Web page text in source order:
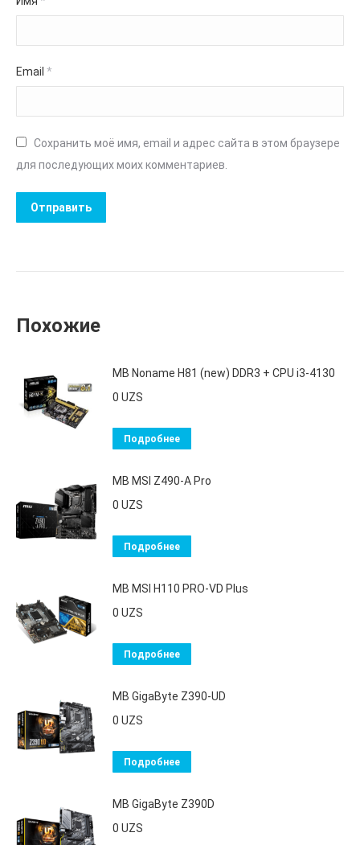
Email *
Сохранить моё имя, email и адрес сайта в этом браузере
для последующих моих комментариев.
Похожие
MB Noname H81 (new) DDR3 + CPU i3-4130
0 UZS
Подробнее
MB MSI Z490-A Pro
0 UZS
Подробнее
MB MSI H110 PRO-VD Plus
0 UZS
Подробнее
MB GigaByte Z390-UD
0 UZS
Подробнее
MB GigaByte Z390D
0 UZS